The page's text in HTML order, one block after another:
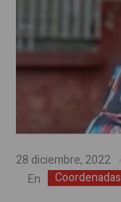
28 diciembre, 2022
En Coordenadas